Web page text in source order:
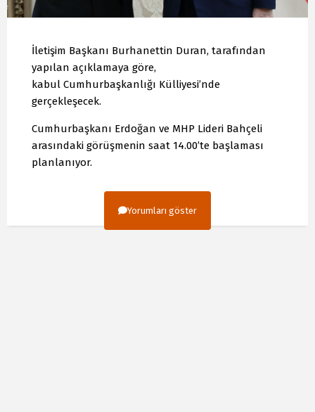
İletişim Başkanı Burhanettin Duran, tarafından
yapılan açıklamaya göre,
kabul Cumhurbaşkanlığı Külliyesi’nde
gerçekleşecek.
Cumhurbaşkanı Erdoğan ve MHP Lideri Bahçeli
arasındaki görüşmenin saat 14.00’te başlaması
planlanıyor.
Yorumları göster